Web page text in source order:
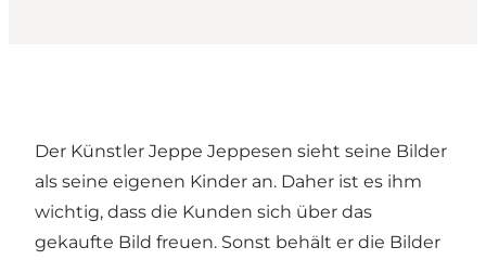
Der Künstler Jeppe Jeppesen sieht seine Bilder
als seine eigenen Kinder an. Daher ist es ihm
wichtig, dass die Kunden sich über das
gekaufte Bild freuen. Sonst behält er die Bilder